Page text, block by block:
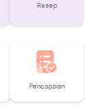
Resep
Pencapaian